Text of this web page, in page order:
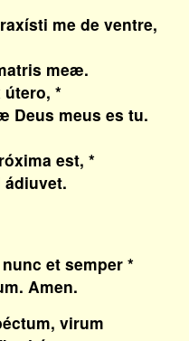
me de ventre,
meæ.
*
meus es tu.
est, *
et semper *
Amen.
virum